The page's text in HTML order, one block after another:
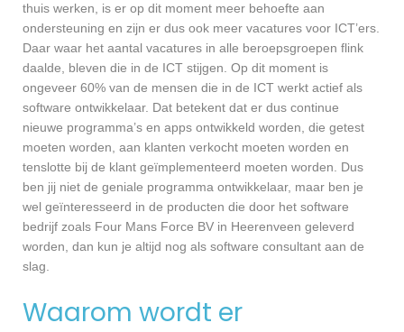
thuis werken, is er op dit moment meer behoefte aan
ondersteuning en zijn er dus ook meer vacatures voor ICT’ers.
Daar waar het aantal vacatures in alle beroepsgroepen flink
daalde, bleven die in de ICT stijgen. Op dit moment is
ongeveer 60% van de mensen die in de ICT werkt actief als
software ontwikkelaar. Dat betekent dat er dus continue
nieuwe programma’s en apps ontwikkeld worden, die getest
moeten worden, aan klanten verkocht moeten worden en
tenslotte bij de klant geïmplementeerd moeten worden. Dus
ben jij niet de geniale programma ontwikkelaar, maar ben je
wel geïnteresseerd in de producten die door het software
bedrijf zoals Four Mans Force BV in Heerenveen geleverd
worden, dan kun je altijd nog als software consultant aan de
slag.
Waarom wordt er